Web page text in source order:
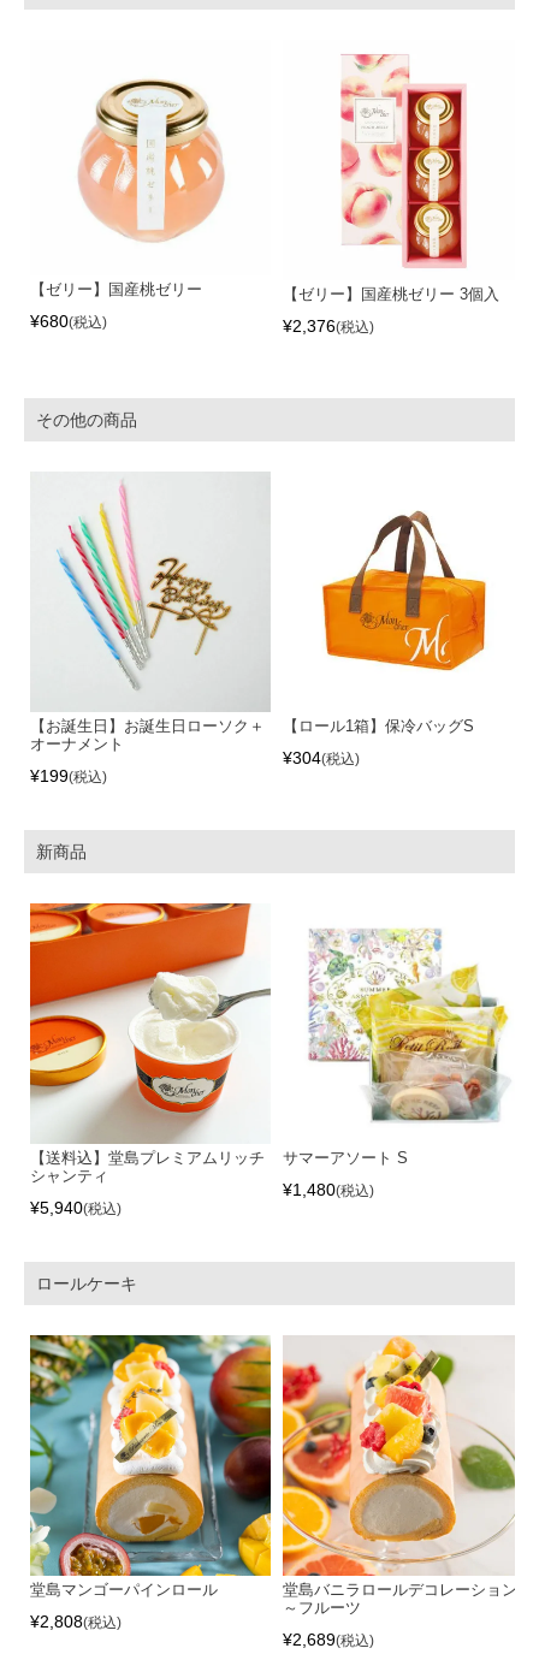
【ゼリー】国産桃ゼリー
¥680 税込
【ゼリー】国産桃ゼリー 3個入
¥2,376 税込
その他の商品
【お誕生日】お誕生日ローソク＋
オーナメント
¥199 税込
【ロール1箱】保冷バッグS
¥304 税込
新商品
【送料込】堂島プレミアムリッチ
シャンティ
¥5,940 税込
サマーアソート S
¥1,480 税込
ロールケーキ
堂島マンゴーパインロール
¥2,808 税込
堂島バニラロールデコレーション
～フルーツ
¥2,689 税込